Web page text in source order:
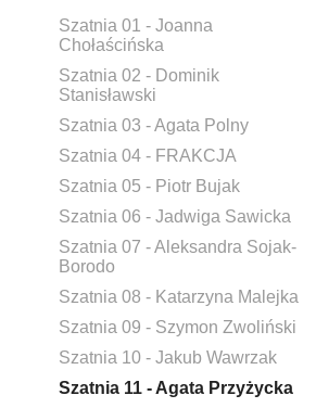
Szatnia 01 - Joanna
Chołaścińska
Szatnia 02 - Dominik
Stanisławski
Szatnia 03 - Agata Polny
Szatnia 04 - FRAKCJA
Szatnia 05 - Piotr Bujak
Szatnia 06 - Jadwiga Sawicka
Szatnia 07 - Aleksandra Sojak-
Borodo
Szatnia 08 - Katarzyna Malejka
Szatnia 09 - Szymon Zwoliński
Szatnia 10 - Jakub Wawrzak
Szatnia 11 - Agata Przyżycka